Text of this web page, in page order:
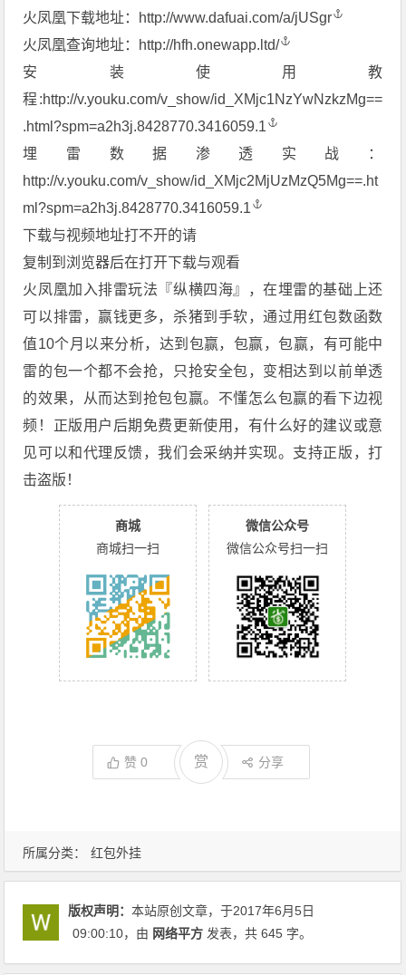
所属分类： 红包外挂
火凤凰下载地址： http://www.dafuai.com/a/jUSgr
火凤凰查询地址： http://hfh.onewapp.ltd/
安装使用教
程:http://v.youku.com/v_show/id_XMjc1NzYwNzkzMg==
.html?spm=a2h3j.8428770.3416059.1
埋雷数据渗透实战：
http://v.youku.com/v_show/id_XMjc2MjUzMzQ5Mg==.ht
ml?spm=a2h3j.8428770.3416059.1
下载与视频地址打不开的请
复制到浏览器后在打开下载与观看
火凤凰加入排雷玩法『纵横四海』，在埋雷的基础上还
可以排雷，赢钱更多，杀猪到手软，通过用红包数函数
值10个月以来分析，达到包赢，包赢，包赢，有可能中
雷的包一个都不会抢，只抢安全包，变相达到以前单透
的效果，从而达到抢包包赢。不懂怎么包赢的看下边视
频！正版用户后期免费更新使用，有什么好的建议或意
见可以和代理反馈，我们会采纳并实现。支持正版，打
击盗版！
商城
商城扫一扫
微信公众号
微信公众号扫一扫
赞0 赏 分享
版权声明：本站原创文章，于2017年6月5日
09:00:10，由 网络平方 发表，共 645 字。